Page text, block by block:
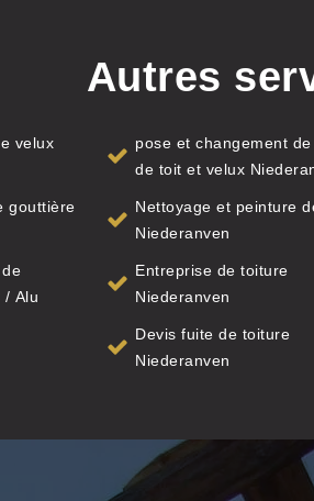
Autres
velux
gouttière
/ Alu
pose et changement
de toit et velux
Nettoyage et peinture
Niederanven
Entreprise de toiture
Niederanven
Devis fuite de toiture
Niederanven